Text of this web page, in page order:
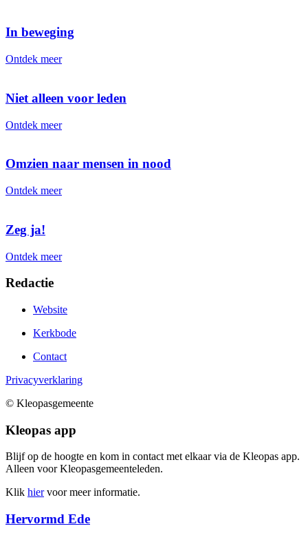
In beweging
Ontdek meer
Niet alleen voor leden
Ontdek meer
Omzien naar mensen in nood
Ontdek meer
Zeg ja!
Ontdek meer
Redactie
Website
Kerkbode
Contact
Privacyverklaring
© Kleopasgemeente
Kleopas app
Blijf op de hoogte en kom in contact met elkaar via de Kleopas app.
Alleen voor Kleopas­gemeente­leden.
Klik hiervoor meer informatie.
Hervormd Ede